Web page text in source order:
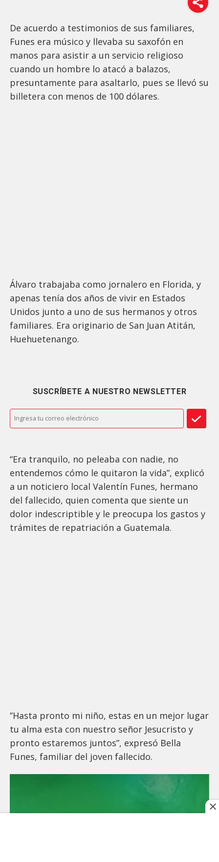
De acuerdo a testimonios de sus familiares,
Funes era músico y llevaba su saxofón en
manos para asistir a un servicio religioso
cuando un hombre lo atacó a balazos,
presuntamente para asaltarlo, pues se llevó su
billetera con menos de 100 dólares.
Álvaro trabajaba como jornalero en Florida, y
apenas tenía dos años de vivir en Estados
Unidos junto a uno de sus hermanos y otros
familiares. Era originario de San Juan Atitán,
Huehuetenango.
SUSCRÍBETE A NUESTRO NEWSLETTER
“Era tranquilo, no peleaba con nadie, no
entendemos cómo le quitaron la vida”, explicó
a un noticiero local Valentín Funes, hermano
del fallecido, quien comenta que siente un
dolor indescriptible y le preocupa los gastos y
trámites de repatriación a Guatemala.
”Hasta pronto mi niño, estas en un mejor lugar
tu alma esta con nuestro señor Jesucristo y
pronto estaremos juntos”, expresó Bella
Funes, familiar del joven fallecido.